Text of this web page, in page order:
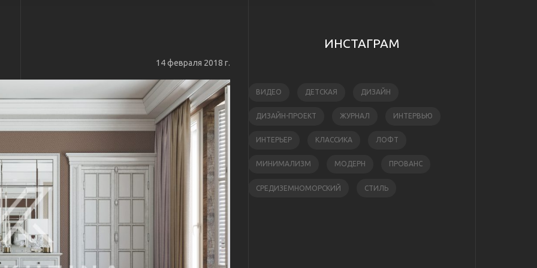
14 февраля 2018 г.
ИНСТАГРАМ
ВИДЕО ДЕТСКАЯ ДИЗАЙН
ДИЗАЙН-ПРОЕКТ ЖУРНАЛ ИНТЕРВЬЮ
ИНТЕРЬЕР КЛАССИКА ЛОФТ
МИНИМАЛИЗМ МОДЕРН ПРОВАНС
СРЕДИЗЕМНОМОРСКИЙ СТИЛЬ